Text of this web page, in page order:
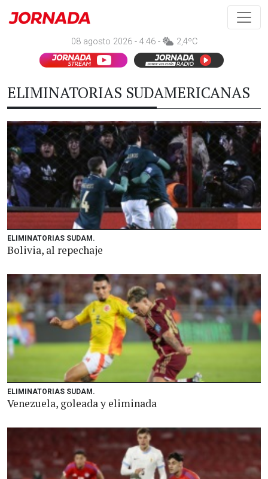
08 agosto 2026 - 4:46 - 2,4ºC
ELIMINATORIAS SUDAMERICANAS
ELIMINATORIAS SUDAM.
Bolivia, al repechaje
ELIMINATORIAS SUDAM.
Venezuela, goleada y eliminada